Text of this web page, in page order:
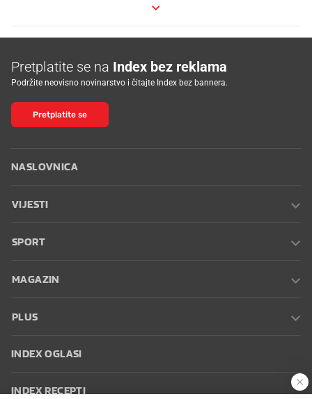
Pretplatite se na Index bez reklama
Podržite neovisno novinarstvo i čitajte Index bez bannera.
Pretplatite se
NASLOVNICA
VIJESTI
SPORT
MAGAZIN
PLUS
INDEX OGLASI
INDEX RECEPTI